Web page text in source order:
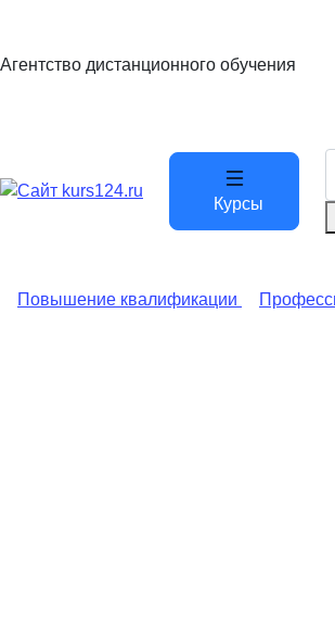
Агентство дистанционного обучения
Курсы
Повышение квалификации